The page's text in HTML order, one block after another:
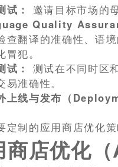
试：
邀请目标市场的
Quality
查翻译的准确性、语
犯。
试：
测试在不同时区
准确性。
上线与发布（
定制的应用商店优化策
店优化（